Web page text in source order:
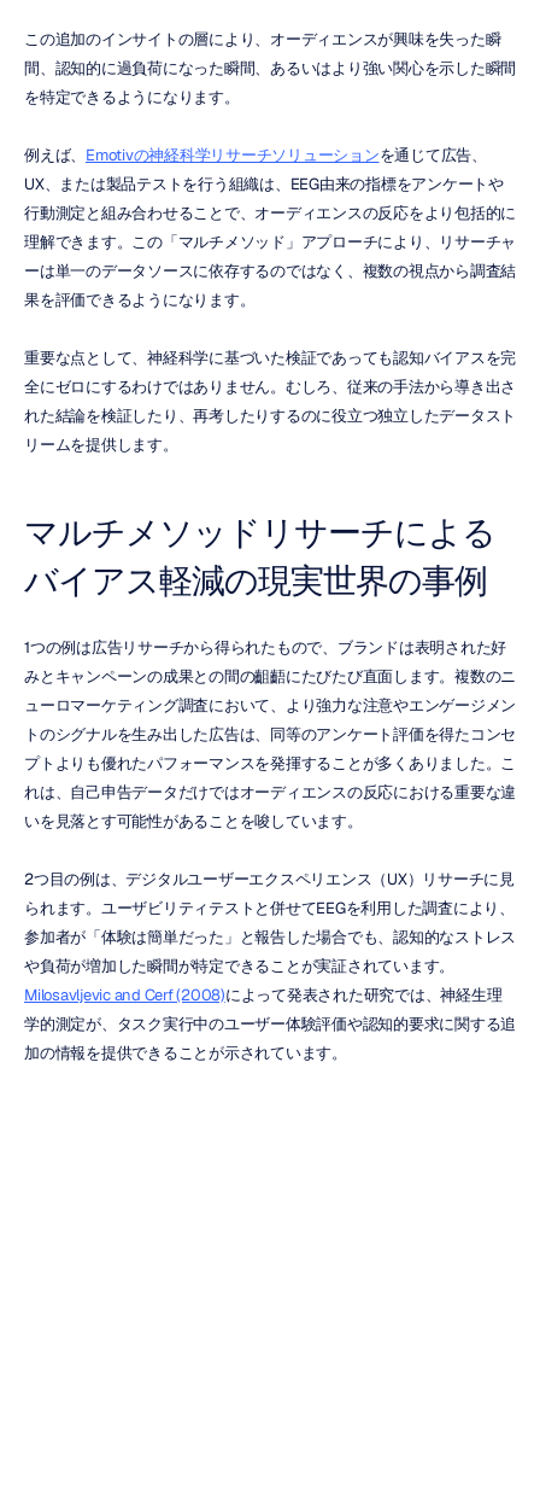
この追加のインサイトの層により、オーディエンスが興味を失った瞬
間、認知的に過負荷になった瞬間、あるいはより強い関心を示した瞬間
を特定できるようになります。
例えば、 Emotivの神経科学リサーチソリューションを通じて広告、
UX、または製品テストを行う組織は、EEG由来の指標をアンケートや
行動測定と組み合わせることで、オーディエンスの反応をより包括的に
理解できます。この「マルチメソッド」アプローチにより、リサーチャ
ーは単一のデータソースに依存するのではなく、複数の視点から調査結
果を評価できるようになります。
重要な点として、神経科学に基づいた検証であっても認知バイアスを完
全にゼロにするわけではありません。むしろ、従来の手法から導き出さ
れた結論を検証したり、再考したりするのに役立つ独立したデータスト
リームを提供します。
マルチメソッドリサーチによる
バイアス軽減の現実世界の事例
1つの例は広告リサーチから得られたもので、ブランドは表明された好
みとキャンペーンの成果との間の齟齬にたびたび直面します。複数のニ
ューロマーケティング調査において、より強力な注意やエンゲージメン
トのシグナルを生み出した広告は、同等のアンケート評価を得たコンセ
プトよりも優れたパフォーマンスを発揮することが多くありました。こ
れは、自己申告データだけではオーディエンスの反応における重要な違
いを見落とす可能性があることを唆しています。
2つ目の例は、デジタルユーザーエクスペリエンス（UX）リサーチに見
られます。ユーザビリティテストと併せてEEGを利用した調査により、
参加者が「体験は簡単だった」と報告した場合でも、認知的なストレス
や負荷が増加した瞬間が特定できることが実証されています。
Milosavljevic and Cerf (2008)によって発表された研究では、神経生理
学的測定が、タスク実行中のユーザー体験評価や認知的要求に関する追
加の情報を提供できることが示されています。